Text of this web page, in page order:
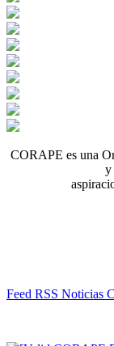
CORAPE es una
y
Feed RSS Noticias